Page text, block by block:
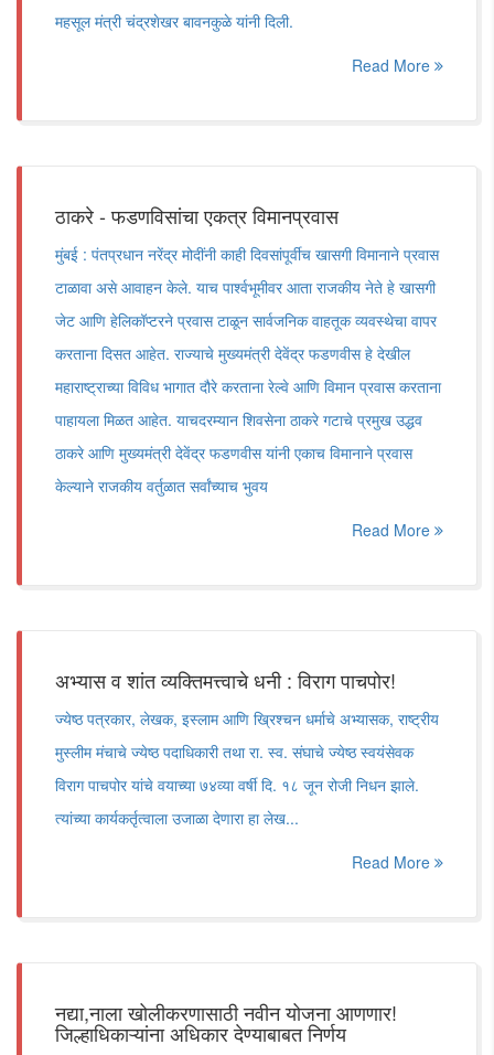
महसूल मंत्री चंद्रशेखर बावनकुळे यांनी दिली.
Read More
ठाकरे - फडणविसांचा एकत्र विमानप्रवास
मुंबई : पंतप्रधान नरेंद्र मोदींनी काही दिवसांपूर्वीच खासगी विमानाने प्रवास
टाळावा असे आवाहन केले. याच पार्श्वभूमीवर आता राजकीय नेते हे खासगी
जेट आणि हेलिकॉप्टरने प्रवास टाळून सार्वजनिक वाहतूक व्यवस्थेचा वापर
करताना दिसत आहेत. राज्याचे मुख्यमंत्री देवेंद्र फडणवीस हे देखील
महाराष्ट्राच्या विविध भागात दौरे करताना रेल्वे आणि विमान प्रवास करताना
पाहायला मिळत आहेत. याचदरम्यान शिवसेना ठाकरे गटाचे प्रमुख उद्धव
ठाकरे आणि मुख्यमंत्री देवेंद्र फडणवीस यांनी एकाच विमानाने प्रवास
केल्याने राजकीय वर्तुळात सर्वांच्याच भुवय
Read More
अभ्यास व शांत व्यक्तिमत्त्वाचे धनी : विराग पाचपोर!
ज्येष्ठ पत्रकार, लेखक, इस्लाम आणि ख्रिश्चन धर्माचे अभ्यासक, राष्ट्रीय
मुस्लीम मंचाचे ज्येष्ठ पदाधिकारी तथा रा. स्व. संघाचे ज्येष्ठ स्वयंसेवक
विराग पाचपोर यांचे वयाच्या ७४व्या वर्षी दि. १८ जून रोजी निधन झाले.
त्यांच्या कार्यकर्तृत्वाला उजाळा देणारा हा लेख...
Read More
नद्या,नाला खोलीकरणासाठी नवीन योजना आणणार!
जिल्हाधिकाऱ्यांना अधिकार देण्याबाबत निर्णय